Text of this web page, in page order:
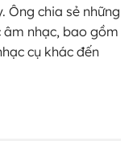
Ông chia sẻ những
nhạc, bao gồm
cụ khác đến